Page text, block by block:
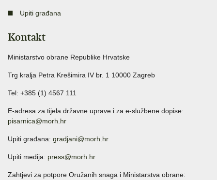
Upiti građana
Kontakt
Ministarstvo obrane Republike Hrvatske
Trg kralja Petra Krešimira IV br. 1 10000 Zagreb
Tel: +385 (1) 4567 111
E-adresa za tijela državne uprave i za e-službene dopise:
pisarnica@morh.hr
Upiti građana: gradjani@morh.hr
Upiti medija: press@morh.hr
Zahtjevi za potpore Oružanih snaga i Ministarstva obrane: